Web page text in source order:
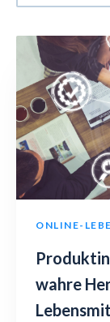
ONLINE-
wahre